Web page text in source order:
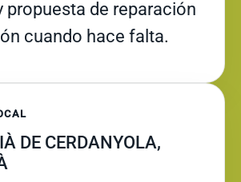
propuesta de reparación
cuando hace falta.
DE CERDANYOLA,